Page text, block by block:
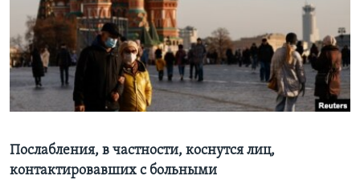
Learning English
СОЦИАЛЬНЫЕ СЕТИ
Языки
Послабления, в частности, коснутся лиц,
контактировавших с больными